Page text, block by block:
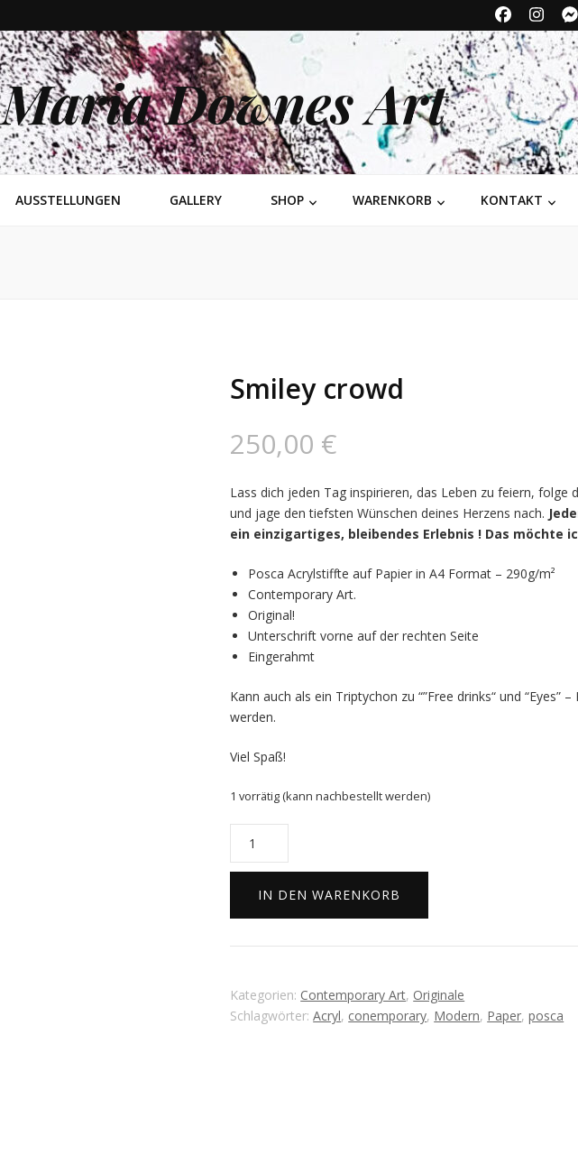
Maria Downes Art
AUSSTELLUNGEN GALLERY SHOP WARENKORB KONTAKT
Smiley crowd
250,00 €
Lass dich jeden Tag inspirieren, das Leben zu feiern, folge
und jage den tiefsten Wünschen deines Herzens nach.
ein einzigartiges, bleibendes Erlebnis ! Das möchte
Posca Acrylstiffte auf Papier in A4 Format – 290g/m²
Contemporary Art.
Original!
Unterschrift vorne auf der rechten Seite
Eingerahmt
Kann auch als ein Triptychon zu “”Free drinks“ und “Eyes”
werden.
Viel Spaß!
1 vorrätig (kann nachbestellt werden)
crowd
Menge
IN DEN WARENKORB
Kategorien: Contemporary Art, Originale
Schlagwörter:Acryl, conemporary, Modern, Paper,posca